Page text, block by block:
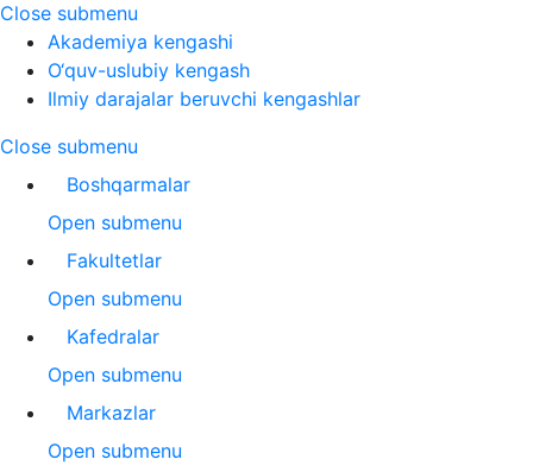
Close submenu
Akademiya kengashi
O‘quv-uslubiy kengash
Ilmiy darajalar beruvchi kengashlar
Close submenu
Boshqarmalar
Open submenu
Fakultetlar
Open submenu
Kafedralar
Open submenu
Markazlar
Open submenu